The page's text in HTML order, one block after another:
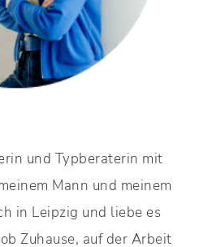
und Typberaterin mit
Mann und meinem
in Leipzig und liebe es
Zuhause, auf der Arbeit